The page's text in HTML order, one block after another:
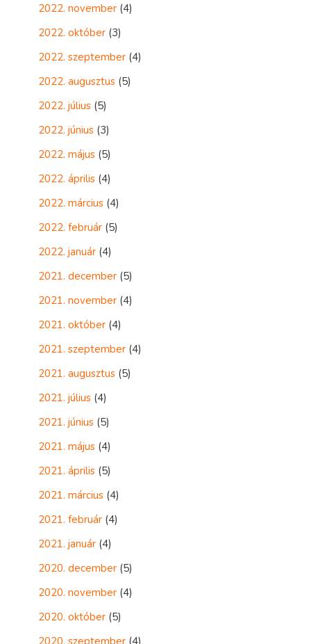
2022. november (4)
2022. október (3)
2022. szeptember (4)
2022. augusztus (5)
2022. július (5)
2022. június (3)
2022. május (5)
2022. április (4)
2022. március (4)
2022. február (5)
2022. január (4)
2021. december (5)
2021. november (4)
2021. október (4)
2021. szeptember (4)
2021. augusztus (5)
2021. július (4)
2021. június (5)
2021. május (4)
2021. április (5)
2021. március (4)
2021. február (4)
2021. január (4)
2020. december (5)
2020. november (4)
2020. október (5)
2020. szeptember (4)